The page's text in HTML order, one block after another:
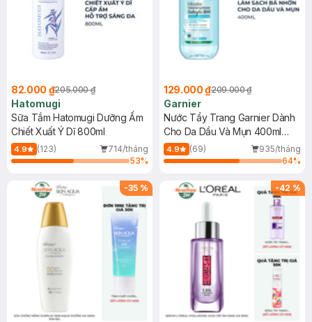
82.000 ₫205.000 ₫
Hatomugi
Sữa Tắm Hatomugi Dưỡng Ẩm
Chiết Xuất Ý Dĩ 800ml
4.9 (123)
714/tháng
53%
129.000 ₫209.000 ₫
Garnier
Nước Tẩy Trang Garnier Dành
Cho Da Dầu Và Mụn 400ml
(Mới)
4.9 (69)
935/tháng
64%
-35 % -42 %